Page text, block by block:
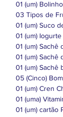
01 (um)
03 Tipos de
01 (um) Suco
01 (um) Iogurte
01 (um) Sachê
01 (um) Sachê
01 (um) Sachê
05 (Cinco)
01 (um) Cren
01 (uma)
01 (um) cartão